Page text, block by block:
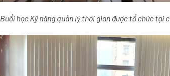
Buổi học Kỹ năng quản lý thời gian được tổ chức tại